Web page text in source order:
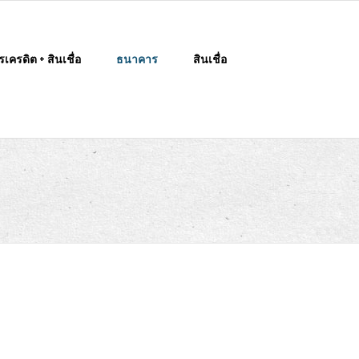
เครดิต + สินเชื่อ ธนาคาร สินเชื่อ